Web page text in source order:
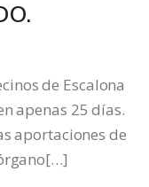
de Escalona
apenas 25 días.
aportaciones de